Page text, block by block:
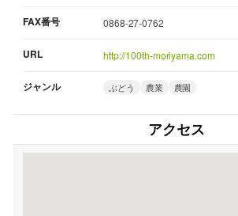
FAX番号 0868-27-0762
URL http://100th-moriyama.com
ジャンル ぶどう 農業 農園
アクセス